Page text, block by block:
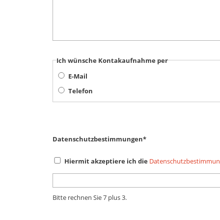
Ich wünsche Kontakaufnahme per
E-Mail
Telefon
Datenschutzbestimmungen*
Hiermit akzeptiere ich die
Bitte rechnen Sie 7 plus 3.